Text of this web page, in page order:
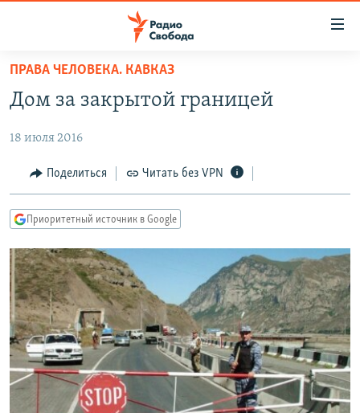
упрощенного
доступа
содержанию
Вернутся
навигации
Вернутся
поиску
ПОДКАСТЫ
АВТОРСКИЕ ПРОЕКТЫ
ЦИТАТЫ СВОБОДЫ
КУЛЬТУРА
IDEL.РЕАЛИИ
КАВКАЗ.РЕАЛИИ
СЕВЕР.РЕАЛИИ
СИБИРЬ.РЕАЛИИ
РАСПИСАНИЕ ВЕЩАНИЯ
ПОДПИШИТЕСЬ НА РАССЫЛКУ
ПРАВА ЧЕЛОВЕКА. КАВКАЗ
Дом за закрытой границей
18 июля 2016
Поделиться Читать без VPN
Приоритетный источник в Google